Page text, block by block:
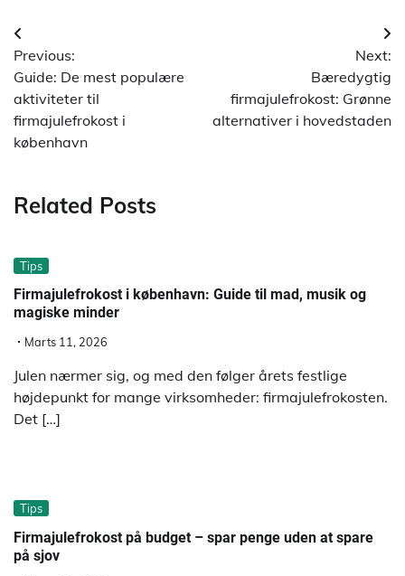
Indlægsnavigation
Previous:
Guide: De mest populære
aktiviteter til
firmajulefrokost i
københavn
Next:
Bæredygtig
firmajulefrokost: Grønne
alternativer i hovedstaden
Related Posts
Tips
Firmajulefrokost i københavn: Guide til mad, musik og
magiske minder
Marts 11, 2026
Julen nærmer sig, og med den følger årets festlige
højdepunkt for mange virksomheder: firmajulefrokosten.
Det […]
Tips
Firmajulefrokost på budget – spar penge uden at spare
på sjov